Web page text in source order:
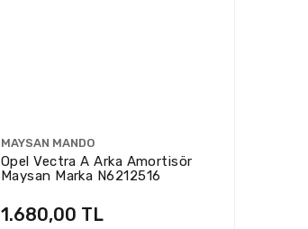
MAYSAN MANDO
Opel Vectra A Arka Amortisör
Maysan Marka N6212516
1.680,00 TL